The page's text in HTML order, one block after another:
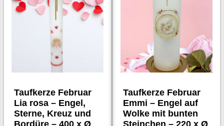
Taufkerze Februar
Lia rosa – Engel,
Sterne, Kreuz und
Bordüre – 400 x Ø
Taufkerze Februar
Emmi – Engel auf
Wolke mit bunten
Steinchen – 220 x Ø